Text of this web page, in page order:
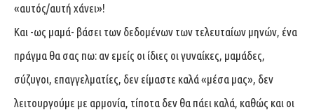
«αυτός/αυτή χάνει»!
Και -ως μαμά- βάσει των δεδομένων των τελευταίων μηνών, ένα
πράγμα θα σας πω: αν εμείς οι ίδιες οι γυναίκες, μαμάδες,
σύζυγοι, επαγγελματίες, δεν είμαστε καλά «μέσα μας», δεν
λειτουργούμε με αρμονία, τίποτα δεν θα πάει καλά, καθώς και οι